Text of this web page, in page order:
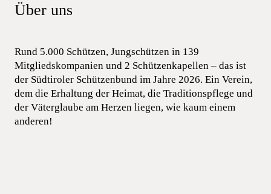
Über uns
Rund 5.000 Schützen, Jungschützen in 139
Mitgliedskompanien und 2 Schützenkapellen – das ist
der Südtiroler Schützenbund im Jahre 2026. Ein Verein,
dem die Erhaltung der Heimat, die Traditionspflege und
der Väterglaube am Herzen liegen, wie kaum einem
anderen!